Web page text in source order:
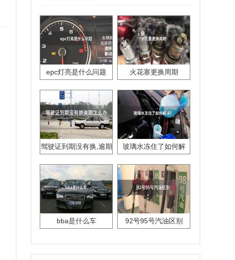
epc灯亮是什么问题 火花塞更换周期
驾驶证到期没有换,逾期
玻璃水冻住了如何解
bba是什么车 92号95号汽油区别